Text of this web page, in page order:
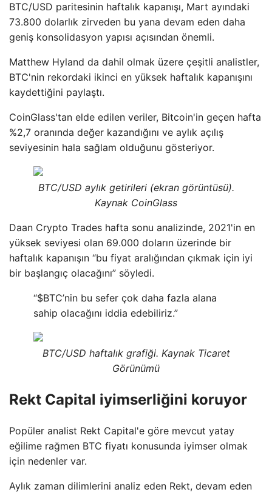
BTC/USD paritesinin haftalık kapanışı, Mart ayındaki
73.800 dolarlık zirveden bu yana devam eden daha
geniş konsolidasyon yapısı açısından önemli.
Matthew Hyland da dahil olmak üzere çeşitli analistler,
BTC'nin rekordaki ikinci en yüksek haftalık kapanışını
kaydettiğini paylaştı.
CoinGlass'tan elde edilen veriler, Bitcoin'in geçen hafta
%2,7 oranında değer kazandığını ve aylık açılış
seviyesinin hala sağlam olduğunu gösteriyor.
BTC/USD aylık getirileri (ekran görüntüsü).
Kaynak CoinGlass
Daan Crypto Trades hafta sonu analizinde, 2021'in en
yüksek seviyesi olan 69.000 doların üzerinde bir
haftalık kapanışın “bu fiyat aralığından çıkmak için iyi
bir başlangıç ​​olacağını” söyledi.
“$BTC’nin bu sefer çok daha fazla alana
sahip olacağını iddia edebiliriz.”
BTC/USD haftalık grafiği. Kaynak Ticaret
Görünümü
Rekt Capital iyimserliğini koruyor
Popüler analist Rekt Capital'e göre mevcut yatay
eğilime rağmen BTC fiyatı konusunda iyimser olmak
için nedenler var.
Aylık zaman dilimlerini analiz eden Rekt, devam eden